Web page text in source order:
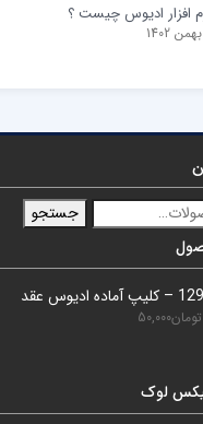
افزار ادیوس چیست ؟
جستجو
129 – کلیپ آماده ادیوس عقد
تومان50,000
لوک